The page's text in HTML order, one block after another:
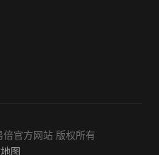
官方网站 版权所有
图